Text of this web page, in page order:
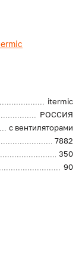
itermic
РОССИЯ
с вентиляторами
7882
350
90